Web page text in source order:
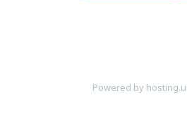
Powered by